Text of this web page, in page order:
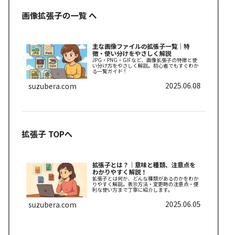
画像拡張子の一覧 へ
主な画像ファイルの拡張子一覧｜特
徴・使い分けをやさしく解説
JPG・PNG・GIFなど、画像拡張子の特徴と使
い分け方をやさしく解説。初心者でもすぐわか
る一覧ガイド！
suzubera.com 2025.06.08
拡張子 TOPへ
拡張子とは？｜意味と種類、注意点を
わかりやすく解説！
拡張子とは何か、どんな種類があるのかをわか
りやすく解説。表示方法・変更時の注意点・便
利な使い方まで丁寧に紹介します。
suzubera.com 2025.06.05